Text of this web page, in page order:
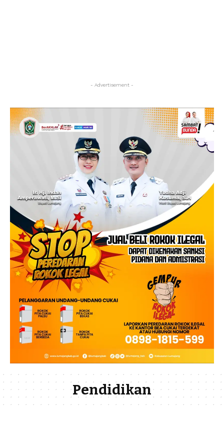
- Advertisement -
Pendidikan